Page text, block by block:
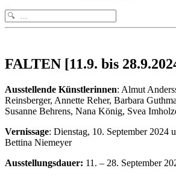
Search
for:
FALTEN [11.9. bis
Ausstellende Künstlerinnen: Almut
Reinsberger, Annette Reher, Barbara
Susanne Behrens, Nana König, Svea
Vernissage: Dienstag, 10. September 2024
Bettina Niemeyer
Ausstellungsdauer: 11. – 28. September